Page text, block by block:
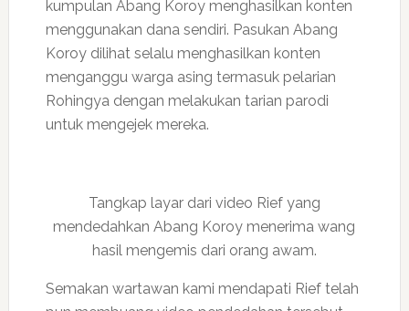
kumpulan Abang Koroy menghasilkan konten
menggunakan dana sendiri. Pasukan Abang
Koroy dilihat selalu menghasilkan konten
menganggu warga asing termasuk pelarian
Rohingya dengan melakukan tarian parodi
untuk mengejek mereka.
Tangkap layar dari video Rief yang
mendedahkan Abang Koroy menerima wang
hasil mengemis dari orang awam.
Semakan wartawan kami mendapati Rief telah